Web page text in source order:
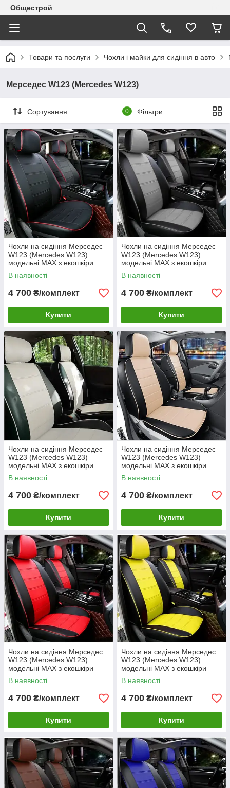
Общестрой
Товари та послуги Чохли і майки для сидіння в авто
Мерседес W123 (Mercedes W123)
Сортування 0 Фільтри
Чохли на сидіння Мерседес
W123 (Mercedes W123)
модельні MAX з екошкіри
В наявності
4 700 ₴/комплект
Купити
Чохли на сидіння Мерседес
W123 (Mercedes W123)
модельні MAX з екошкіри
Чорно-сірий, графіт
В наявності
4 700 ₴/комплект
Купити
Чохли на сидіння Мерседес
W123 (Mercedes W123)
модельні MAX з екошкіри
Чорно-білий
В наявності
4 700 ₴/комплект
Купити
Чохли на сидіння Мерседес
W123 (Mercedes W123)
модельні MAX з екошкіри
Чорно-бежевий
В наявності
4 700 ₴/комплект
Купити
Чохли на сидіння Мерседес
W123 (Mercedes W123)
модельні MAX з екошкіри
Чорно-червоний
В наявності
4 700 ₴/комплект
Купити
Чохли на сидіння Мерседес
W123 (Mercedes W123)
модельні MAX з екошкіри
Чорно-жовтий
В наявності
4 700 ₴/комплект
Купити